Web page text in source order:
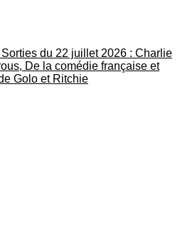
du 22 juillet 2026 : Charlie
De la comédie française et
Golo et Ritchie